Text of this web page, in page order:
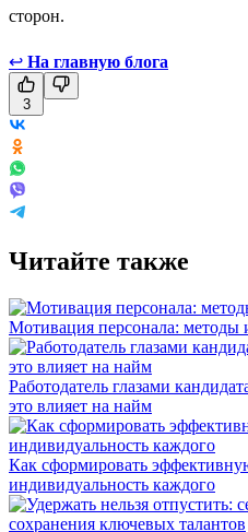
сторон.
↩ На главную блога
3
Читайте также
Мотивация персонала: методы
Работодатель глазами
это влияет на найм
Как сформировать
индивидуальность каждого